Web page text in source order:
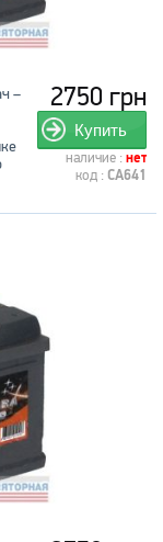
2750 грн
Купить
наличие : нет
код : CA641
–